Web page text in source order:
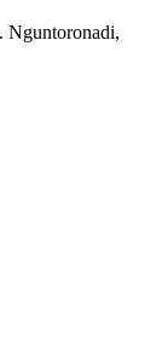
Nguntoronadi,